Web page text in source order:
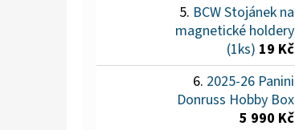
BCW Stojánek na
magnetické holdery
(1ks) 19 Kč
2025-26 Panini
Donruss Hobby Box
5 990 Kč